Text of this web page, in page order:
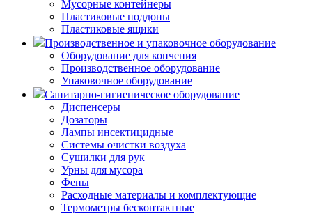
Мусорные контейнеры
Пластиковые поддоны
Пластиковые ящики
Производственное и упаковочное оборудование
Оборудование для копчения
Производственное оборудование
Упаковочное оборудование
Санитарно-гигиеническое оборудование
Диспенсеры
Дозаторы
Лампы инсектицидные
Системы очистки воздуха
Сушилки для рук
Урны для мусора
Фены
Расходные материалы и комплектующие
Термометры бесконтактные